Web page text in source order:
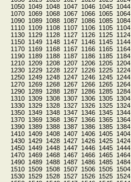
1044
1045
1046
1047
1048
1049
1050
1064
1065
1066
1067
1068
1069
1070
1084
1085
1086
1087
1088
1089
1090
1104
1105
1106
1107
1108
1109
1110
1124
1125
1126
1127
1128
1129
1130
1144
1145
1146
1147
1148
1149
1150
1164
1165
1166
1167
1168
1169
1170
1184
1185
1186
1187
1188
1189
1190
1204
1205
1206
1207
1208
1209
1210
1224
1225
1226
1227
1228
1229
1230
1244
1245
1246
1247
1248
1249
1250
1264
1265
1266
1267
1268
1269
1270
1284
1285
1286
1287
1288
1289
1290
1304
1305
1306
1307
1308
1309
1310
1324
1325
1326
1327
1328
1329
1330
1344
1345
1346
1347
1348
1349
1350
1364
1365
1366
1367
1368
1369
1370
1384
1385
1386
1387
1388
1389
1390
1404
1405
1406
1407
1408
1409
1410
1424
1425
1426
1427
1428
1429
1430
1444
1445
1446
1447
1448
1449
1450
1464
1465
1466
1467
1468
1469
1470
1484
1485
1486
1487
1488
1489
1490
1504
1505
1506
1507
1508
1509
1510
1524
1525
1526
1527
1528
1529
1530